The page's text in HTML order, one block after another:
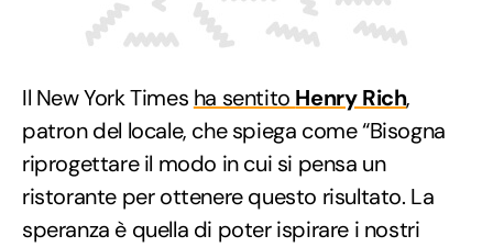
Il New York Times ha sentito Henry Rich,
patron del locale, che spiega come “Bisogna
riprogettare il modo in cui si pensa un
ristorante per ottenere questo risultato. La
speranza è quella di poter ispirare i nostri